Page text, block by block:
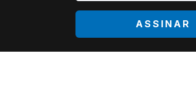
ASSINAR